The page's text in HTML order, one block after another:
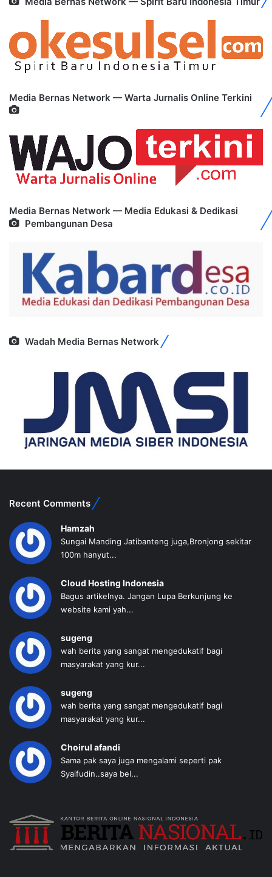
Media Bernas Network — Warta Jurnalis Online Terkini
Media Bernas Network — Media Edukasi & Dedikasi
Pembangunan Desa
Wadah Media Bernas Network
Recent Comments
Hamzah
Sungai Manding Jatibanteng juga,Bronjong sekitar
100m hanyut...
Cloud Hosting Indonesia
Bagus artikelnya. Jangan Lupa Berkunjung ke
website kami yah...
sugeng
wah berita yang sangat mengedukatif bagi
masyarakat yang kur...
sugeng
wah berita yang sangat mengedukatif bagi
masyarakat yang kur...
Choirul afandi
Sama pak saya juga mengalami seperti pak
Syaifudin..saya bel...